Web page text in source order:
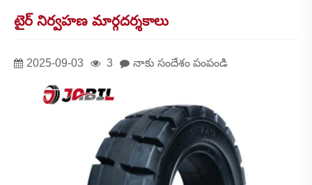
టైర్ నిర్వహణ మార్గదర్శకాలు
2025-09-03 3 నాకు సందేశం పంపండి